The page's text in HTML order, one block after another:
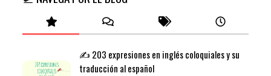
✍️ 203 expresiones en inglés coloquiales y su
traducción al español